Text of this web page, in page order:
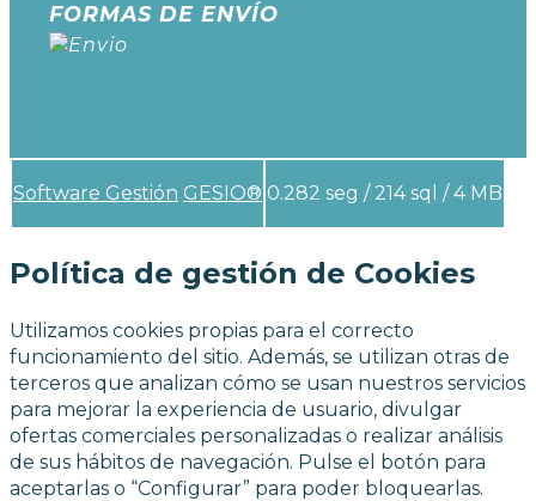
FORMAS DE ENVÍO
Software Gestión GESIO® 0.282 seg / 214 sql / 4 MB
Política de gestión de Cookies
Utilizamos cookies propias para el correcto
funcionamiento del sitio. Además, se utilizan otras de
terceros que analizan cómo se usan nuestros servicios
para mejorar la experiencia de usuario, divulgar
ofertas comerciales personalizadas o realizar análisis
de sus hábitos de navegación. Pulse el botón para
aceptarlas o “Configurar” para poder bloquearlas.